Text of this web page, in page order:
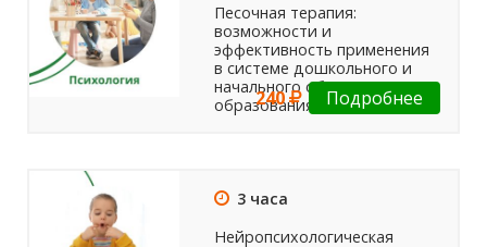
Песочная терапия:
возможности и
эффективность применения
в системе дошкольного и
начального общего
образования
240 Подробнее
3 часа
Нейропсихологическая